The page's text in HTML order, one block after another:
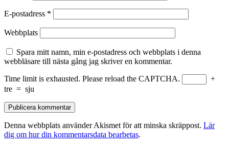
E-postadress *
Webbplats
Spara mitt namn, min e-postadress och webbplats i denna
webbläsare till nästa gång jag skriver en kommentar.
Time limit is exhausted. Please reload the CAPTCHA.
+
tre = sju
Denna webbplats använder Akismet för att minska skräppost. Lär
dig om hur din kommentarsdata bearbetas.